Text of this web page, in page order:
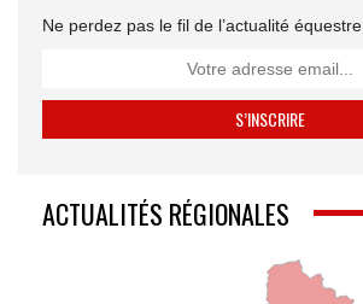
Ne perdez pas le fil de l’actualité équestre
ACTUALITÉS RÉGIONALES